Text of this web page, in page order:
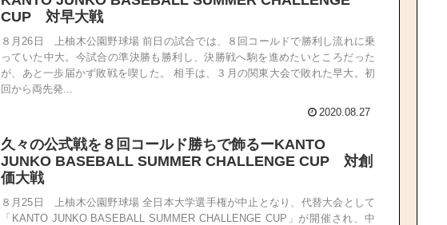
CUP 対早大戦
８月26日 上柚木公園野球場 前日の試合では、８回コールドで勝利し流れに乗
っていた中大。今試合の準決勝も勝利し、決勝戦へ駒を進めたいところだった
が、あと一歩届かず敗戦を喫した。 相手は、３月の関東大会で敗れた早大。初
回から両先発...
2020.08.27
久々の公式戦を８回コールド勝ちで飾るーKANTO
JUNKO BASEBALL SUMMER CHALLENGE CUP 対創
価大戦
８月25日 上柚木公園野球場 全日本大学選手権が中止となり、代替大会として
「KANTO JUNKO BASEBALL SUMMER CHALLENGE CUP」が開催され、中